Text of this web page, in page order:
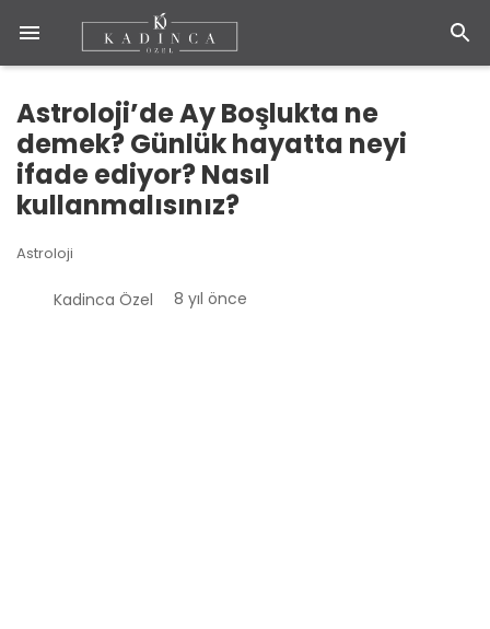
Astroloji’de Ay Boşlukta ne
demek? Günlük hayatta neyi
ifade ediyor? Nasıl
kullanmalısınız?
Astroloji
Kadinca Özel 8 yıl önce